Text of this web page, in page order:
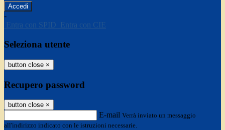
-
Entra con SPID
Entra con CIE
Seleziona utente
button close ×
Recupero password
button close ×
E-mail Verrà inviato un messaggio
all'indirizzo indicato con le istruzioni necessarie.